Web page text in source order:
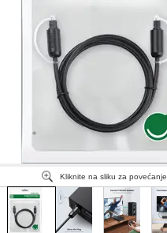
Kliknite na sliku za povećanje